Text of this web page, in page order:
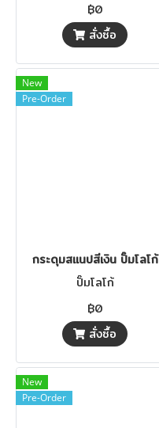
฿0
สั่งซื้อ
New
Pre-Order
กระดุมสแนปสีเงิน ปั๊มโลโก้
ปั๊มโลโก้
฿0
สั่งซื้อ
New
Pre-Order